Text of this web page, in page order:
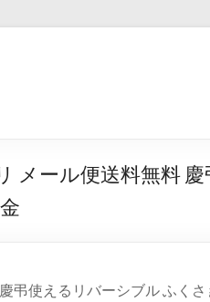
メール便送料無料
弔使えるリバーシブル ふくさ